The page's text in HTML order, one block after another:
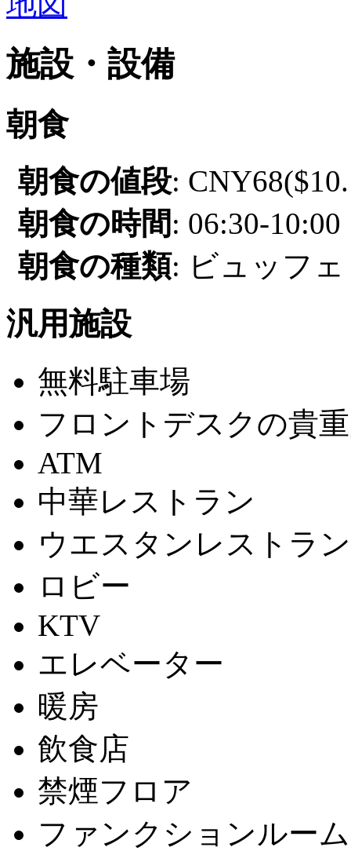
施設・設備
朝食
朝食の値段:
朝食の時間: 06:30-10:00
朝食の種類: ビュッフ
汎用施設
無料駐車場
フロントデスクの貴
ATM
中華レストラン
ウエスタンレストラン
ロビー
KTV
エレベーター
暖房
飲食店
禁煙フロア
ファンクションルーム